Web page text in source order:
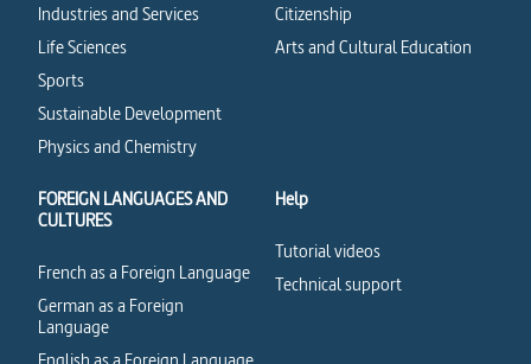
Industries and Services
Life Sciences
Sports
Sustainable Development
Physics and Chemistry
Citizenship
Arts and Cultural Education
FOREIGN LANGUAGES AND
CULTURES
French as a Foreign Language
German as a Foreign
Language
Help
Tutorial videos
Technical support